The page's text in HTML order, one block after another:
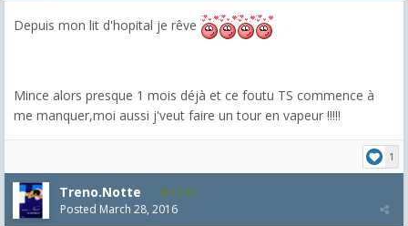
Depuis mon lit d'hopital je rêve
Mince alors presque 1 mois déjà et ce foutu TS commence à
me manquer,moi aussi j'veut faire un tour en vapeur !!!!!
1
Treno.Notte 5,543
Posted March 28, 2016